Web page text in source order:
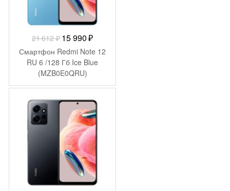
21 612₽ Первоначальная
цена
составляла
21
612 ₽.
15 990₽Текущая
цена:
15
Смартфон Redmi Note 12
RU 6 /128 Гб Ice Blue
(MZB0E0QRU)
-5 622